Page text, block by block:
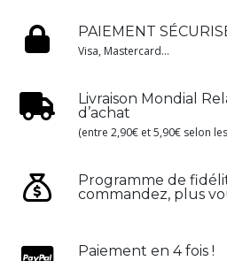
PAIEMENT
Visa, Mastercard...
Livraison Mondial
d’achat
(entre 2,90€ et 5,90€ selon
Programme de
commandez, plus
Paiement en 4 fois !